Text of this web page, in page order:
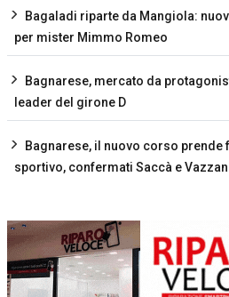
Bagaladi riparte da Mangiola:
per mister Mimmo Romeo
Bagnarese, mercato da
leader del girone D
Bagnarese, il nuovo corso
sportivo, confermati Saccà e